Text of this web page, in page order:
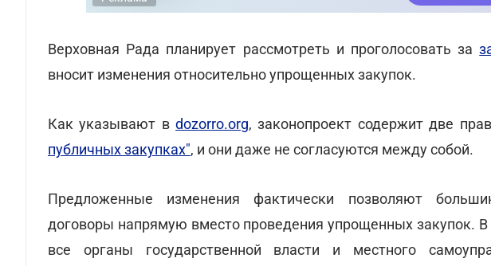
Верховная Рада планирует рассмотреть и проголосовать за
вносит изменения относительно упрощенных закупок.
Как указывают вdozorro.org, законопроект содержит две
публичных закупках", и они даже не согласуются между собой.
Предложенные изменения фактически позволяют
договоры напрямую вместо проведения упрощенных закупок. В
все органы государственной власти и местного